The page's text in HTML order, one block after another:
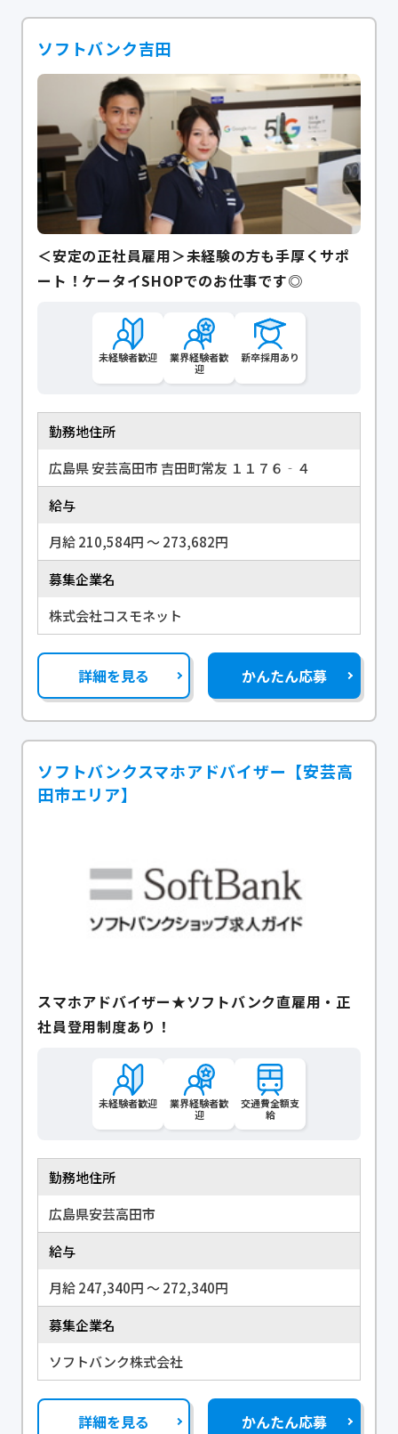
ソフトバンク吉田
＜安定の正社員雇用＞未経験の方も手厚くサポ
ート！ケータイSHOPでのお仕事です◎
未経験者歓迎
業界経験者歓
迎
新卒採用あり
勤務地住所
広島県 安芸高田市 吉田町常友 １１７６‐４
給与
月給 210,584円 〜 273,682円
募集企業名
株式会社コスモネット
詳細を見る かんたん応募
ソフトバンクスマホアドバイザー【安芸高
田市エリア】
スマホアドバイザー★ソフトバンク直雇用・正
社員登用制度あり！
未経験者歓迎
業界経験者歓
迎
交通費全額支
給
勤務地住所
広島県安芸高田市
給与
月給 247,340円 〜 272,340円
募集企業名
ソフトバンク株式会社
詳細を見る かんたん応募